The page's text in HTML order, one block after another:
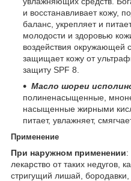
и восстанавливает кожу,
баланс, укрепляет и
молодости и здоровью
воздействия окружающей
защищает кожу от
защиту SPF 8.
Масло шореи
полиненасыщенные,
насыщенные жирными
питает, увлажняет,
Применение
При наружном применении:
лекарство от таких недугов,
стригущий лишай,